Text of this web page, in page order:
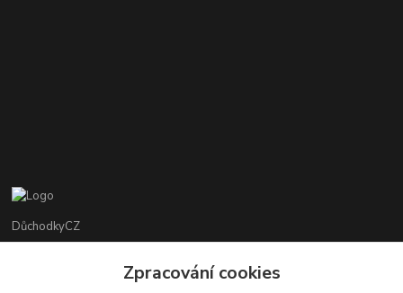
DůchodkyCZ
+420 412384749
Zpracování cookies